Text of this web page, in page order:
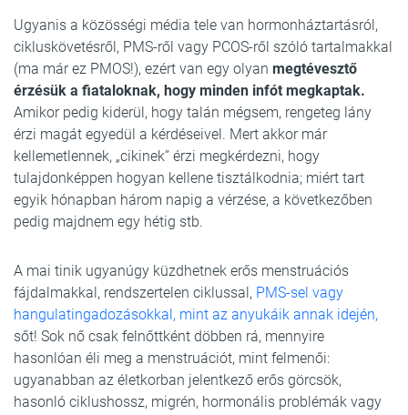
Ugyanis a közösségi média tele van hormonháztartásról,
cikluskövetésről, PMS-ről vagy PCOS-ről szóló tartalmakkal
(ma már ez PMOS!), ezért van egy olyan megtévesztő
érzésük a fiataloknak, hogy minden infót megkaptak.
Amikor pedig kiderül, hogy talán mégsem, rengeteg lány
érzi magát egyedül a kérdéseivel. Mert akkor már
kellemetlennek, „cikinek” érzi megkérdezni, hogy
tulajdonképpen hogyan kellene tisztálkodnia; miért tart
egyik hónapban három napig a vérzése, a következőben
pedig majdnem egy hétig stb.
A mai tinik ugyanúgy küzdhetnek erős menstruációs
fájdalmakkal, rendszertelen ciklussal, PMS-sel vagy
hangulatingadozásokkal, mint az anyukáik annak idején,
sőt! Sok nő csak felnőttként döbben rá, mennyire
hasonlóan éli meg a menstruációt, mint felmenői:
ugyanabban az életkorban jelentkező erős görcsök,
hasonló ciklushossz, migrén, hormonális problémák vagy